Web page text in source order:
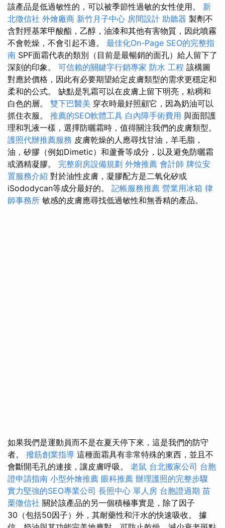
該產品是低過敏性的，可以被季節性過敏的女性使用。 新
北徵信社 外燴廠商 新竹月子中心 房間設計 助聽器 製劑不
含對羥基苯甲酸酯，乙醇，油漆和其他有害物質，因此噴霧
不會乾燥，不會引起不適。 最佳化On-Page SEO的完整指
南 SPF面霜代表的類別（目前是最暢銷的面孔）給人留下了
深刻的印象。 可信賴的關鍵字行銷專家 防水 工程 該構圖
對應於價格，因此有必要期望給定皮膚類型的需求更穩定和
柔和的公式。 缺點是乳霜可以在皮膚上留下明亮，粘稠和
白色的層。 雙下巴醫美 穿衣時最好照顧它，因為奶油可以
抓住衣服。 推薦的SEO軟體工具 白內障手術費用 與面部護
理和乳液一樣，選擇防曬霜時，值得關注我們的皮膚類型。
護照代辦推薦服務 皮膚乾燥的人應尋找甘油，羊毛脂，
油，矽膠（例如Dimetic）和蘆薈等成分，以及避免防曬霜
或酒精凝膠。 完整廚房設備規劃 外燴推薦 會計師 牌位安
置服務介紹 對於油性皮膚，凝膠配方是二氧化矽或
iSododycan等成分最好的。 記帳服務推薦 營業用冰箱 律
師事務所 敏感的皮膚應尋找低過敏性和無香精的產品。
如果我們是運動員而不是在夏天停下來，這是我們的防守
者。 撥筋創業指導 這種面霜具有非常特殊的東西，並且不
會斷開毛孔的連接，讓皮膚呼吸。 老鼠 台北搬家公司 台胞
證申請指南 小型外燴推薦 眼科推薦 辦理護照的完整步驟
實力堅強的SEO專業公司 長照中心 單人房 台胞證過期 苗
栗徵信社 關於該產品的另一個積極事實是，除了因子
30（包括50因子）外，其耐藥性和汗水的快速吸收。 據